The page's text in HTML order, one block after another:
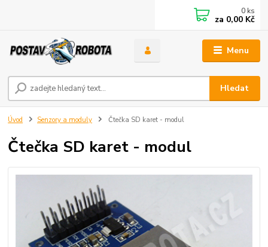
Menu
Hledat
0 ks
za 0,00 Kč
Úvod Senzory a moduly Čtečka SD karet - modul
Čtečka SD karet - modul